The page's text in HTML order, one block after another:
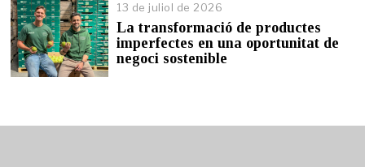
l
d
e
2
13 de juliol de 2026
3
d
e
j
o
La transformació de productes
imperfectes en una oportunitat de
negoci sostenible